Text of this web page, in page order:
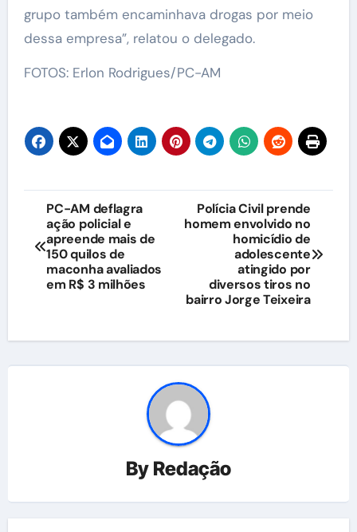
grupo também encaminhava drogas por meio
dessa empresa”, relatou o delegado.
FOTOS: Erlon Rodrigues/PC-AM
Navegação
de
Post
PC-AM deflagra
ação policial e
apreende mais de
150 quilos de
maconha avaliados
em R$ 3 milhões
Polícia Civil prende
homem envolvido no
homicídio de
adolescente
atingido por
diversos tiros no
bairro Jorge Teixeira
By Redação